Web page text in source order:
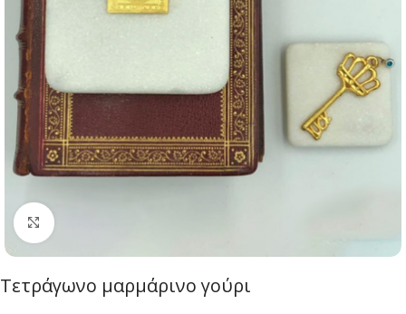
Click to enlarge
Τετράγωνο μαρμάρινο γούρι